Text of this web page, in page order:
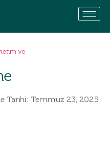
ve
Tarihi: Temmuz 23, 2025